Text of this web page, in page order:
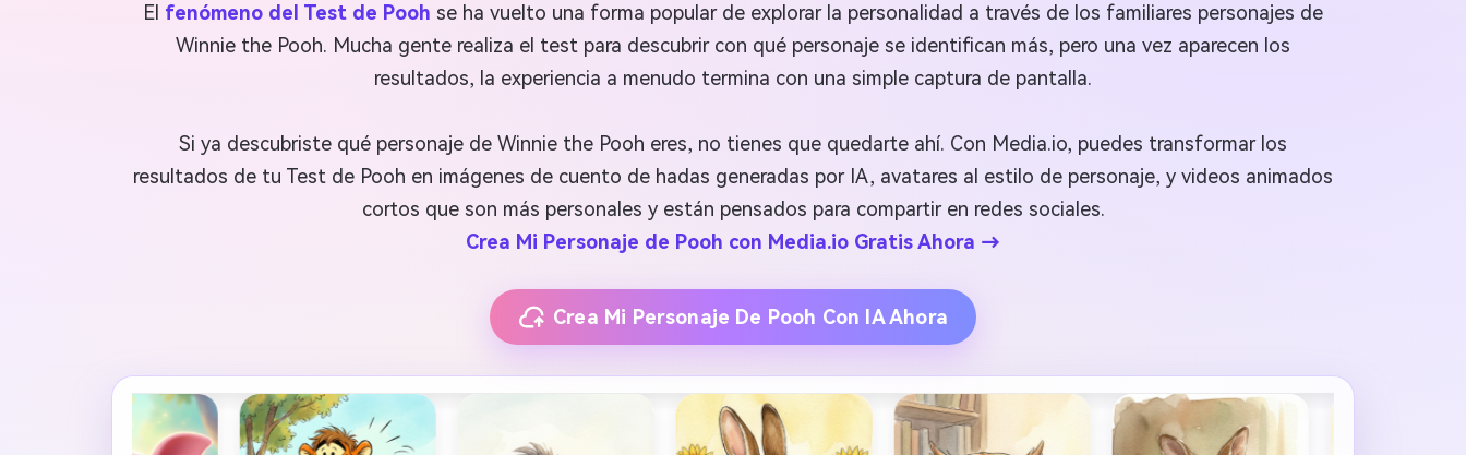
El fenómeno del Test de Pooh se ha vuelto una forma popular de explorar la personalidad a través de los familiares personajes de
Winnie the Pooh. Mucha gente realiza el test para descubrir con qué personaje se identifican más, pero una vez aparecen los
resultados, la experiencia a menudo termina con una simple captura de pantalla.
Si ya descubriste qué personaje de Winnie the Pooh eres, no tienes que quedarte ahí. Con Media.io, puedes transformar los
resultados de tu Test de Pooh en imágenes de cuento de hadas generadas por IA, avatares al estilo de personaje, y videos animados
cortos que son más personales y están pensados para compartir en redes sociales.
Crea Mi Personaje de Pooh con Media.io Gratis Ahora →
Crea Mi Personaje De Pooh Con IA Ahora